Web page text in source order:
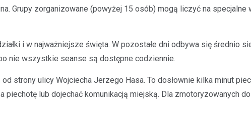
Grupy zorganizowane (powyżej 15 osób) mogą liczyć na specjalne
i w najważniejsze święta. W pozostałe dni odbywa się średnio
nie wszystkie seanse są dostępne codziennie.
strony ulicy Wojciecha Jerzego Hasa. To dosłownie kilka minut
lub dojechać komunikacją miejską. Dla zmotoryzowanych